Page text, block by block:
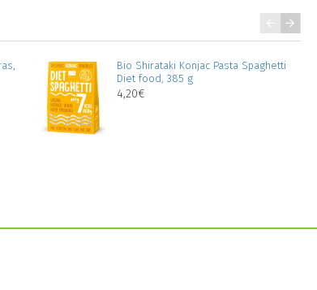
Bio Shirataki Konjac Pasta Spaghetti
Diet food, 385 g
4,20€